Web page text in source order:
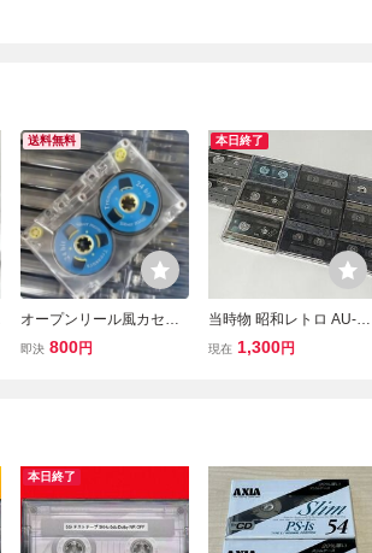
送料無料
オープンリール風カセッ
トテープ新品カセットテ
即決 800円
本日終了
当時物 昭和レトロ AU-Ⅳ
X 46 2個 60 2個 80 90 各
現在 1,300円
本日終了